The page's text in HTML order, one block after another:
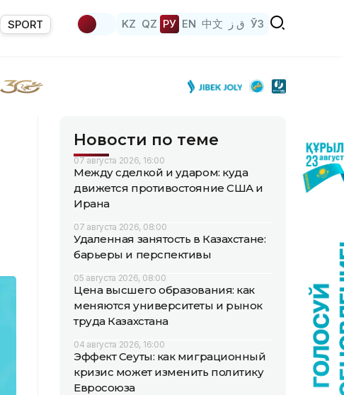
SPORT KZ QZ РУ EN 中文 ق ز ЎЗ
Новости по теме
07 августа 2026, 16:00
Между сделкой и ударом: куда
движется противостояние США и
Ирана
07 августа 2026, 08:00
Удаленная занятость в Казахстане:
барьеры и перспективы
05 августа 2026, 08:00
Цена высшего образования: как
меняются университеты и рынок
труда Казахстана
04 августа 2026, 16:00
Эффект Сеуты: как миграционный
кризис может изменить политику
Евросоюза